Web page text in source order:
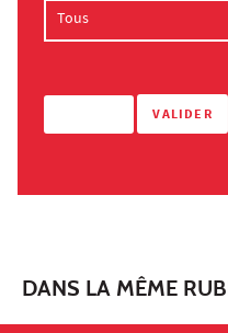
DANS LA MÊME